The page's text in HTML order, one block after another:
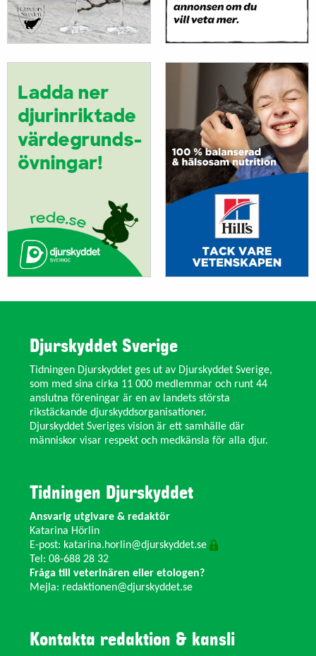
Djurskyddet Sverige
Tidningen Djurskyddet ges ut av Djurskyddet Sverige,
som med sina cirka 11 000 medlemmar och runt 44
anslutna föreningar är en av landets största
rikstäckande djurskyddsorganisationer.
Djurskyddet Sveriges vision är ett samhälle där
människor visar respekt och medkänsla för alla djur.
Tidningen Djurskyddet
Ansvarig utgivare & redaktör
Katarina Hörlin
E-post: katarina.horlin@djurskyddet.se
Tel: 08-688 28 32
Fråga till veterinären eller etologen?
Mejla: redaktionen@djurskyddet.se
Kontakta redaktion & kansli